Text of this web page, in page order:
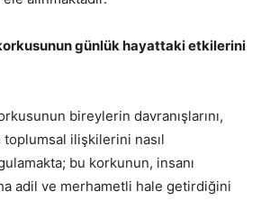
günlük hayattaki etkilerini
bireylerin davranışlarını,
ilişkilerini nasıl
bu korkunun, insanı
adil ve merhametli hale getirdiğini